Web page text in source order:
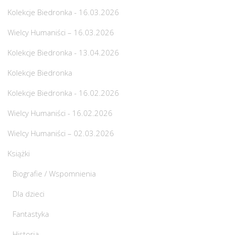
Kolekcje Biedronka - 16.03.2026
Wielcy Humaniści – 16.03.2026
Kolekcje Biedronka - 13.04.2026
Kolekcje Biedronka
Kolekcje Biedronka - 16.02.2026
Wielcy Humaniści - 16.02.2026
Wielcy Humaniści – 02.03.2026
Książki
Biografie / Wspomnienia
Dla dzieci
Fantastyka